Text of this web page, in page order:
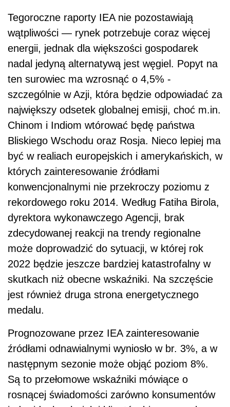
Tegoroczne raporty IEA nie pozostawiają
wątpliwości — rynek potrzebuje coraz więcej
energii, jednak dla większości gospodarek
nadal jedyną alternatywą jest węgiel. Popyt na
ten surowiec ma wzrosnąć o 4,5% -
szczególnie w Azji, która będzie odpowiadać za
największy odsetek globalnej emisji, choć m.in.
Chinom i Indiom wtórować będę państwa
Bliskiego Wschodu oraz Rosja. Nieco lepiej ma
być w realiach europejskich i amerykańskich, w
których zainteresowanie źródłami
konwencjonalnymi nie przekroczy poziomu z
rekordowego roku 2014. Według Fatiha Birola,
dyrektora wykonawczego Agencji, brak
zdecydowanej reakcji na trendy regionalne
może doprowadzić do sytuacji, w której rok
2022 będzie jeszcze bardziej katastrofalny w
skutkach niż obecne wskaźniki. Na szczęście
jest również druga strona energetycznego
medalu.
Prognozowane przez IEA zainteresowanie
źródłami odnawialnymi wyniosło w br. 3%, a w
następnym sezonie może objąć poziom 8%.
Są to przełomowe wskaźniki mówiące o
rosnącej świadomości zarówno konsumentów